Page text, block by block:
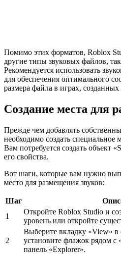
Помимо этих форматов, Roblox
другие типы звуковых файлов,
Рекомендуется использовать
для обеспечения оптимального
размера файла в играх,
Создание места для
Прежде чем добавлять
необходимо создать специальное
Вам потребуется создать объект
его свойства.
Вот шаги, которые вам нужно
место для размещения звуков:
Шаг
1
Откройте Roblox Studio и
уровень или откройте
2
Выберите вкладку «View»
установите флажок рядом с
панель «Explorer».